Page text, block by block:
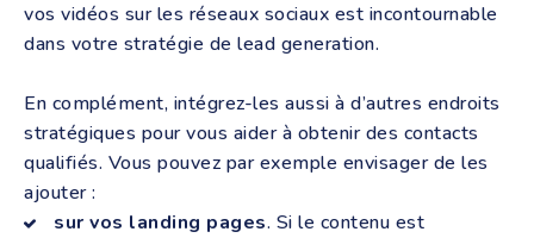
vos vidéos sur les réseaux sociaux est incontournable
dans votre stratégie de lead generation.
En complément, intégrez-les aussi à d’autres endroits
stratégiques pour vous aider à obtenir des contacts
qualifiés. Vous pouvez par exemple envisager de les
ajouter :
sur vos landing pages. Si le contenu est